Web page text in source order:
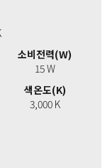
소비전력(W)
15 W
색온도(K)
3,000 K